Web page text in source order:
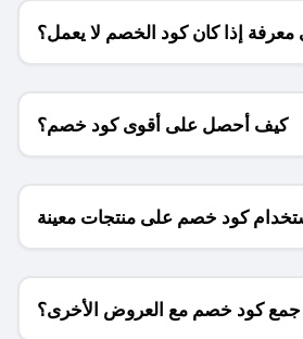
إذا كان كود الخصم لا يعمل؟
كيف أحصل على أقوى كود خصم؟
كود خصم على منتجات معينة
فقط؟
كود خصم مع العروض الأخرى؟